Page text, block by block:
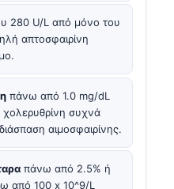
280 U/L από μόνο του
απτοσφαιρίνη
πάνω από 1.0 mg/dL
συχνά
αιμοσφαιρίνης.
πάνω από 2.5% ή
από 100 x 10^9/L